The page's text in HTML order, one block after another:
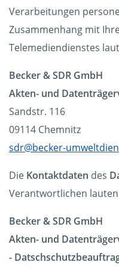
Verarbeitungen
Zusammenhang mit
Telemediendienstes
Becker & SDR GmbH
Akten- und
Sandstr. 116
09114 Chemnitz
sdr@becker-
Die Kontaktdaten des
Verantwortlichen
Becker & SDR GmbH
Akten- und
-